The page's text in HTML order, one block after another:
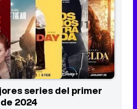
series del primer
2024